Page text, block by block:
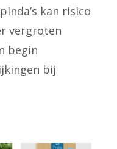
kan risico
vergroten
begin
bij